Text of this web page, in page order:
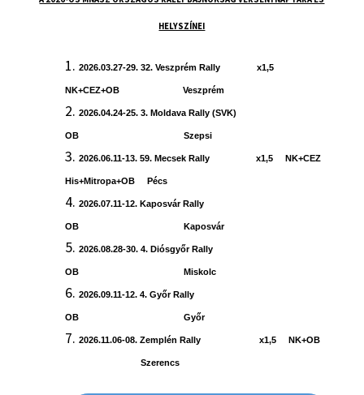
HELYSZÍNEI
2026.03.27-29. 32. Veszprém Rally x1,5
NK+CEZ+OB Veszprém
2026.04.24-25. 3. Moldava Rally (SVK)
OB Szepsi
2026.06.11-13. 59. Mecsek Rally x1,5 NK+CEZ
His+Mitropa+OB Pécs
2026.07.11-12. Kaposvár Rally
OB Kaposvár
2026.08.28-30. 4. Diósgyőr Rally
OB Miskolc
2026.09.11-12. 4. Győr Rally
OB Győr
2026.11.06-08. Zemplén Rally x1,5 NK+OB
Szerencs